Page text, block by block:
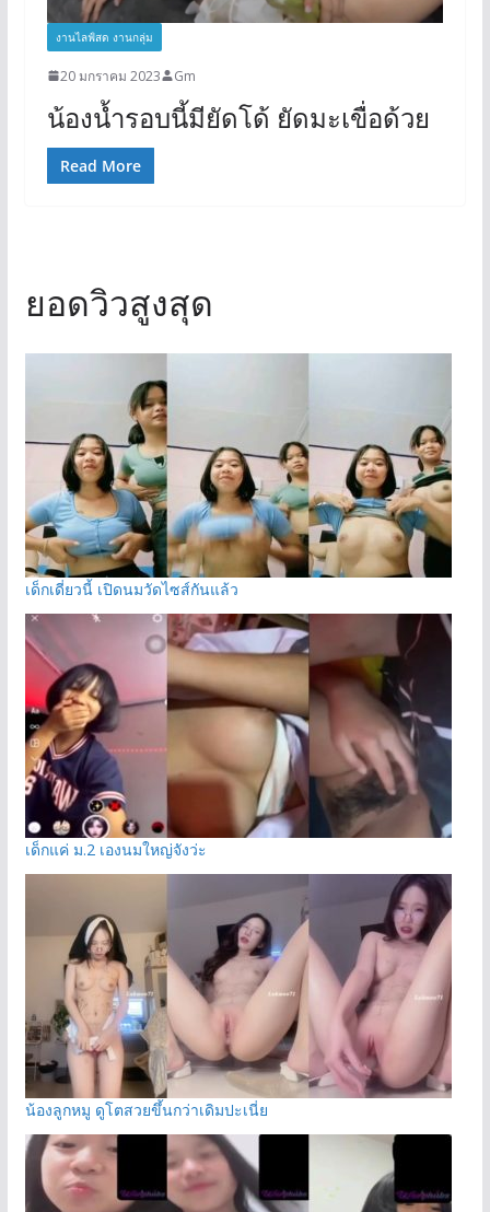
งานไลฟ์สด งานกลุ่ม
20 มกราคม 2023 Gm
น้องน้ำรอบนี้มียัดโด้ ยัดมะเขื่อด้วย
Read More
ยอดวิวสูงสุด
เด็กเดี่ยวนี้ เปิดนมวัดไซส์กันแล้ว
เด็กแค่ ม.2 เองนมใหญ่จังว่ะ
น้องลูกหมู ดูโตสวยขึ้นกว่าเดิมปะเนี่ย